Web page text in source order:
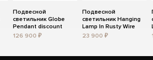
Подвесной
светильник Globe
Pendant discount
126 900 ₽
Подвесной
светильник Hanging
Lamp In Rusty Wire
23 900 ₽